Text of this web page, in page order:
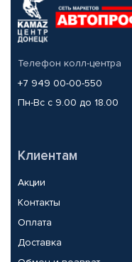
Телефон колл-центра
+7 949 00-00-550
Пн-Вс с 9.00 до 18.00
Клиентам
Акции
Контакты
Оплата
Доставка